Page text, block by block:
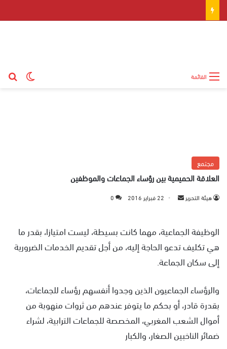
القائمة
مجتمع
العلاقة الحميمية بين رؤساء الجماعات والموظفين
هيئة التحرير
ل
ب
ي
ا
إ
ت
22 فبراير 2016 0
الوظيفة الجماعية، مهما كانت بسيطة، ليست امتيازا، بقدر ما
هي تكليف تدعو الحاجة إليه، من أجل تقديم الخدمات الضرورية
إلى سكان الجماعة.
والرؤساء الجماعيون الذين وجدوا أنفسهم رؤساء للجماعات،
بقدرة قادر، أو بحكم ما يتوفر عندهم من ثروات منهوبة من
أموال الشعب المغربي، المخصصة للجماعات الترابية، لشراء
ضمائر الناخبين الصغار، والكبار